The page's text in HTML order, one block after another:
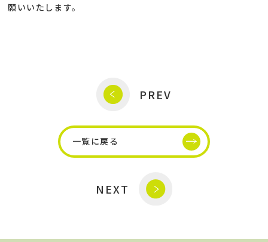
願いいたします。
PREV
一覧に戻る
NEXT